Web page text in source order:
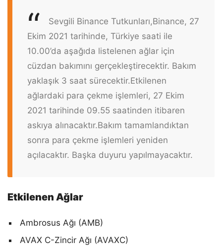
Sevgili Binance Tutkunları,Binance, 27
Ekim 2021 tarihinde, Türkiye saati ile
10.00’da aşağıda listelenen ağlar için
cüzdan bakımını gerçekleştirecektir. Bakım
yaklaşık 3 saat sürecektir.Etkilenen
ağlardaki para çekme işlemleri, 27 Ekim
2021 tarihinde 09.55 saatinden itibaren
askıya alınacaktır.Bakım tamamlandıktan
sonra para çekme işlemleri yeniden
açılacaktır. Başka duyuru yapılmayacaktır.
Etkilenen Ağlar
Ambrosus Ağı (AMB)
AVAX C-Zincir Ağı (AVAXC)